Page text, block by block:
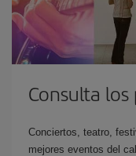
Consulta
Conciertos, teatro,
mejores eventos del